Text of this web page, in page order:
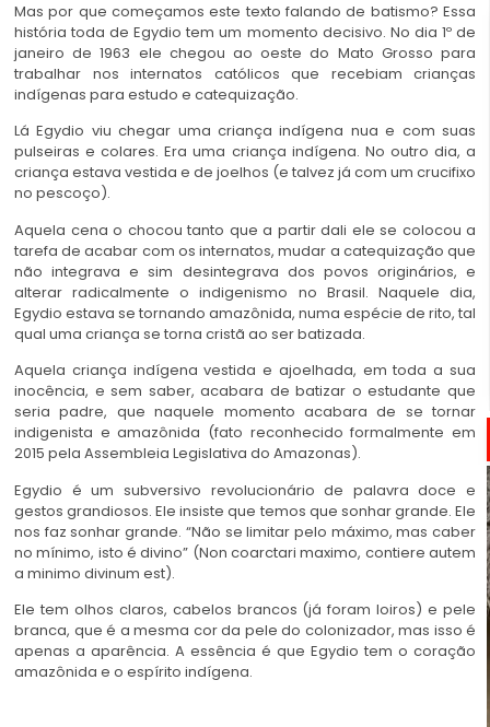
Mas por que começamos este texto falando de batismo? Essa
história toda de Egydio tem um momento decisivo. No dia 1º de
janeiro de 1963 ele chegou ao oeste do Mato Grosso para
trabalhar nos internatos católicos que recebiam crianças
indígenas para estudo e catequização.
Lá Egydio viu chegar uma criança indígena nua e com suas
pulseiras e colares. Era uma criança indígena. No outro dia, a
criança estava vestida e de joelhos (e talvez já com um crucifixo
no pescoço).
Aquela cena o chocou tanto que a partir dali ele se colocou a
tarefa de acabar com os internatos, mudar a catequização que
não integrava e sim desintegrava dos povos originários, e
alterar radicalmente o indigenismo no Brasil. Naquele dia,
Egydio estava se tornando amazônida, numa espécie de rito, tal
qual uma criança se torna cristã ao ser batizada.
Aquela criança indígena vestida e ajoelhada, em toda a sua
inocência, e sem saber, acabara de batizar o estudante que
seria padre, que naquele momento acabara de se tornar
indigenista e amazônida (fato reconhecido formalmente em
2015 pela Assembleia Legislativa do Amazonas).
Egydio é um subversivo revolucionário de palavra doce e
gestos grandiosos. Ele insiste que temos que sonhar grande. Ele
nos faz sonhar grande. “Não se limitar pelo máximo, mas caber
no mínimo, isto é divino” (Non coarctari maximo, contiere autem
a minimo divinum est).
Ele tem olhos claros, cabelos brancos (já foram loiros) e pele
branca, que é a mesma cor da pele do colonizador, mas isso é
apenas a aparência. A essência é que Egydio tem o coração
amazônida e o espírito indígena.